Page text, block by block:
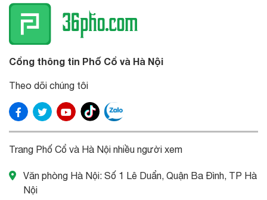
Cổng thông tin Phố Cổ và Hà Nội
Theo dõi chúng tôi
Trang Phố Cổ và Hà Nội nhiều người xem
Văn phòng Hà Nội: Số 1 Lê Duẩn, Quận Ba Đình, TP Hà
Nội